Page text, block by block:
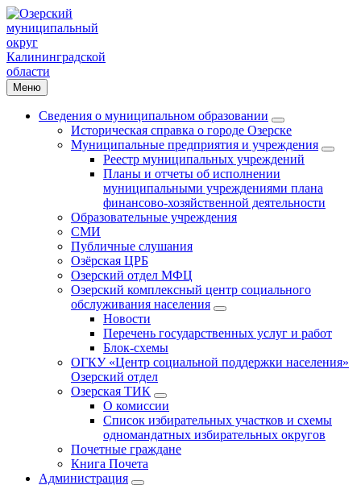
Меню
Сведения о муниципальном образовании
Историческая справка о городе Озерске
Муниципальные предприятия и учреждения
Реестр муниципальных учреждений
Планы и отчеты об исполнении
муниципальными учреждениями плана
финансово-хозяйственной деятельности
Образовательные учреждения
СМИ
Публичные слушания
Озёрская ЦРБ
Озерский отдел МФЦ
Озерский комплексный центр социального
обслуживания населения
Новости
Перечень государственных услуг и работ
Блок-схемы
ОГКУ «Центр социальной поддержки населения»
Озерский отдел
Озерская ТИК
О комиссии
Список избирательных участков и схемы
одномандатных избирательных округов
Почетные граждане
Книга Почета
Администрация